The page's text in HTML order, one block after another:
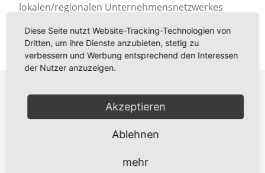
lokalen/regionalen Unternehmensnetzwerkes
Erfahren Sie mehr
PROJEKTE
Diese Seite nutzt Website-Tracking-Technologien von
Dritten, um ihre Dienste anzubieten, stetig zu
verbessern und Werbung entsprechend den Interessen
der Nutzer anzuzeigen.
Akzeptieren
Ablehnen
mehr